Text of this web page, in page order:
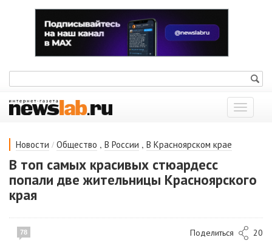
Показать
меню
Новости / Общество , В России , В Красноярском крае
В топ самых красивых стюардесс
попали две жительницы Красноярского
края
78 Поделиться 20